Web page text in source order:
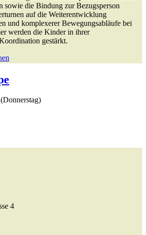
sowie die Bindung zur Bezugsperson
auf die Weiterentwicklung
und komplexerer Bewegungsabläufe bei
werden die Kinder in ihrer
gestärkt.
4